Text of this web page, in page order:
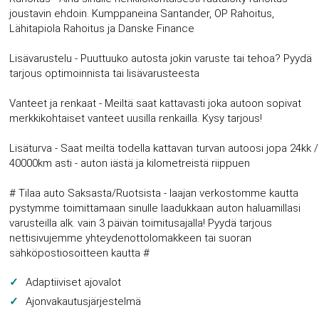
joustavin ehdoin. Kumppaneina Santander, OP Rahoitus,
Lähitapiola Rahoitus ja Danske Finance
Lisävarustelu - Puuttuuko autosta jokin varuste tai tehoa? Pyydä
tarjous optimoinnista tai lisävarusteesta
Vanteet ja renkaat - Meiltä saat kattavasti joka autoon sopivat
merkkikohtaiset vanteet uusilla renkailla. Kysy tarjous!
Lisäturva - Saat meiltä todella kattavan turvan autoosi jopa 24kk /
40000km asti - auton iästä ja kilometreistä riippuen
# Tilaa auto Saksasta/Ruotsista - laajan verkostomme kautta
pystymme toimittamaan sinulle laadukkaan auton haluamillasi
varusteilla alk. vain 3 päivän toimitusajalla! Pyydä tarjous
nettisivujemme yhteydenottolomakkeen tai suoran
sähköpostiosoitteen kautta #
Adaptiiviset ajovalot
Ajonvakautusjärjestelmä